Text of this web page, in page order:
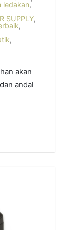
ledakan,
SUPPLY,
,
,
akan
andal